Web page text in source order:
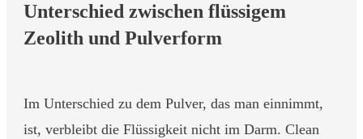
Unterschied zwischen flüssigem
Zeolith und Pulverform
Im Unterschied zu dem Pulver, das man einnimmt,
ist, verbleibt die Flüssigkeit nicht im Darm. Clean